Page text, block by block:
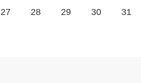
27 28 29 30 31